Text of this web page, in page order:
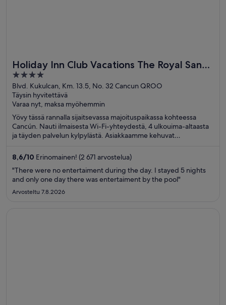
Holiday Inn Club Vacations The Royal Sands
by IHG - All inclusive
4
out
of
5
Blvd. Kukulcan, Km. 13.5, No. 32 Cancun QROO
Täysin hyvitettävä
Varaa nyt, maksa myöhemmin
Yövy tässä rannalla sijaitsevassa majoituspaikassa kohteessa
Cancún. Nauti ilmaisesta Wi-Fi-yhteydestä, 4 ulkouima-altaasta
ja täyden palvelun kylpylästä. Asiakkaamme kehuvat
arvosteluissaan. Lähellä sijaitsevat La Islan ostoskeskus ja
Delfinesin ranta, jotka ovat suosittuja nähtävyyksiä.
8,6/10 Erinomainen! (2 671 arvostelua)
"There were no entertaiment during the day. I stayed 5 nights
and only one day there was entertaiment by the pool"
Arvosteltu 7.8.2026